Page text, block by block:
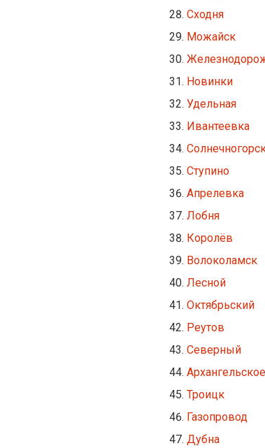
Сходня
Можайск
Новинки
Удельная
Ивантеевка
Ступино
Апрелевка
Лобня
Королёв
Волоколамск
Лесной
Октябрьский
Реутов
Северный
Архангельское
Троицк
Газопровод
Дубна